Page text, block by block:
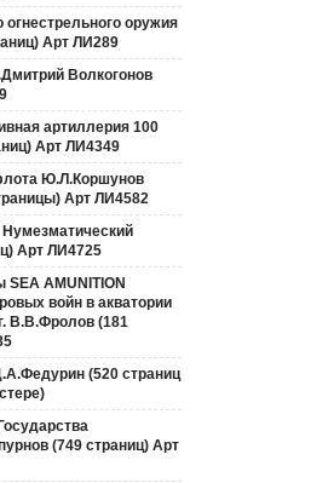
огнестрельного оружия
Арт ЛИ289
Волкогонов
артиллерия 100
Арт ЛИ4349
Ю.Л.Коршунов
Арт ЛИ4582
Арт ЛИ4725
AMUNITION
войн в акватории
В.В.Фролов (181
(520 страниц
(749 страниц) Арт